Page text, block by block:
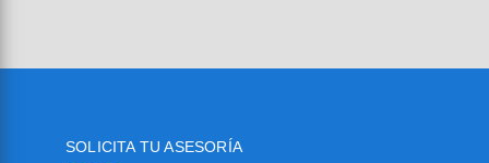
SOLICITA TU ASESORÍA